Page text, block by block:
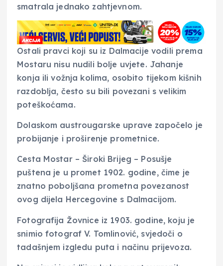
smatrala jednako zahtjevnom.
Ostali pravci koji su iz Dalmacije vodili prema
Mostaru nisu nudili bolje uvjete. Jahanje
konja ili vožnja kolima, osobito tijekom kišnih
razdoblja, često su bili povezani s velikim
poteškoćama.
Dolaskom austrougarske uprave započelo je
probijanje i proširenje prometnice.
Cesta Mostar – Široki Brijeg – Posušje
puštena je u promet 1902. godine, čime je
znatno poboljšana prometna povezanost
ovog dijela Hercegovine s Dalmacijom.
Fotografija Žovnice iz 1903. godine, koju je
snimio fotograf V. Tomlinović, svjedoči o
tadašnjem izgledu puta i načinu prijevoza.